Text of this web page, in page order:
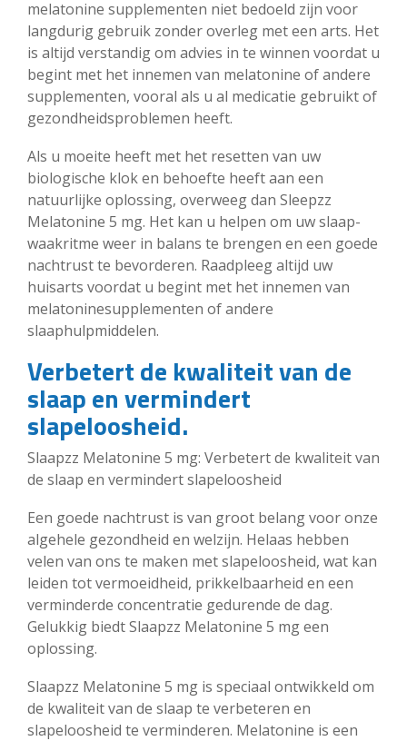
melatonine supplementen niet bedoeld zijn voor
langdurig gebruik zonder overleg met een arts. Het
is altijd verstandig om advies in te winnen voordat u
begint met het innemen van melatonine of andere
supplementen, vooral als u al medicatie gebruikt of
gezondheidsproblemen heeft.
Als u moeite heeft met het resetten van uw
biologische klok en behoefte heeft aan een
natuurlijke oplossing, overweeg dan Sleepzz
Melatonine 5 mg. Het kan u helpen om uw slaap-
waakritme weer in balans te brengen en een goede
nachtrust te bevorderen. Raadpleeg altijd uw
huisarts voordat u begint met het innemen van
melatoninesupplementen of andere
slaaphulpmiddelen.
Verbetert de kwaliteit van de
slaap en vermindert
slapeloosheid.
Slaapzz Melatonine 5 mg: Verbetert de kwaliteit van
de slaap en vermindert slapeloosheid
Een goede nachtrust is van groot belang voor onze
algehele gezondheid en welzijn. Helaas hebben
velen van ons te maken met slapeloosheid, wat kan
leiden tot vermoeidheid, prikkelbaarheid en een
verminderde concentratie gedurende de dag.
Gelukkig biedt Slaapzz Melatonine 5 mg een
oplossing.
Slaapzz Melatonine 5 mg is speciaal ontwikkeld om
de kwaliteit van de slaap te verbeteren en
slapeloosheid te verminderen. Melatonine is een